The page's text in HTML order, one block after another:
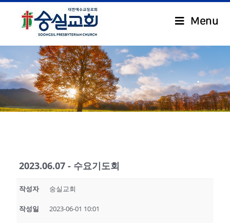
Menu
.
2023.06.07 - 수요기도회
작성자 숭실교회
작성일 2023-06-01 10:01